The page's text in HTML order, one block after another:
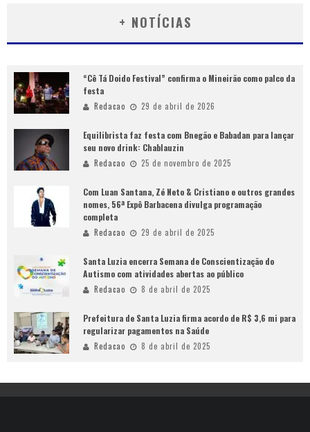
+ NOTÍCIAS
“Cê Tá Doido Festival” confirma o Mineirão como palco da
festa
Redacao 29 de abril de 2026
Equilibrista faz festa com Bnegão e Babadan para lançar
seu novo drink: Chablauzin
Redacao 25 de novembro de 2025
Com Luan Santana, Zé Neto & Cristiano e outros grandes
nomes, 56ª Expô Barbacena divulga programação
completa
Redacao 29 de abril de 2025
Santa Luzia encerra Semana de Conscientização do
Autismo com atividades abertas ao público
Redacao 8 de abril de 2025
Prefeitura de Santa Luzia firma acordo de R$ 3,6 mi para
regularizar pagamentos na Saúde
Redacao 8 de abril de 2025